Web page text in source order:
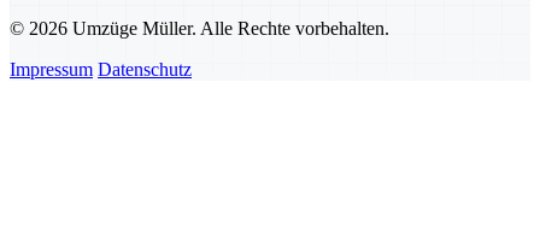
© 2026 Umzüge Müller. Alle Rechte vorbehalten.
Impressum Datenschutz